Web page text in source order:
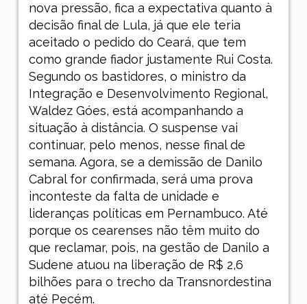
nova pressão, fica a expectativa quanto à
decisão final de Lula, já que ele teria
aceitado o pedido do Ceará, que tem
como grande fiador justamente Rui Costa.
Segundo os bastidores, o ministro da
Integração e Desenvolvimento Regional,
Waldez Góes, está acompanhando a
situação à distância. O suspense vai
continuar, pelo menos, nesse final de
semana. Agora, se a demissão de Danilo
Cabral for confirmada, será uma prova
inconteste da falta de unidade e
lideranças políticas em Pernambuco. Até
porque os cearenses não têm muito do
que reclamar, pois, na gestão de Danilo a
Sudene atuou na liberação de R$ 2,6
bilhões para o trecho da Transnordestina
até Pecém.